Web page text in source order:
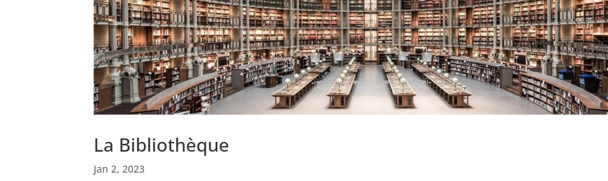
La Bibliothèque
Jan 2, 2023